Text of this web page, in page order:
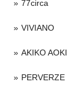
77circa
VIVIANO
AKIKO AOKI
PERVERZE